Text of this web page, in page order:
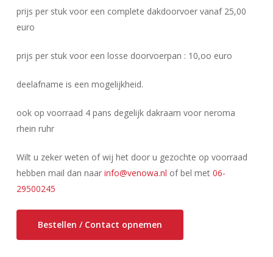
prijs per stuk voor een complete dakdoorvoer vanaf 25,00
euro
prijs per stuk voor een losse doorvoerpan : 10,oo euro
deelafname is een mogelijkheid.
ook op voorraad 4 pans degelijk dakraam voor neroma
rhein ruhr
Wilt u zeker weten of wij het door u gezochte op voorraad
hebben mail dan naar info@venowa.nl of bel met 06-
29500245
Bestellen / Contact opnemen